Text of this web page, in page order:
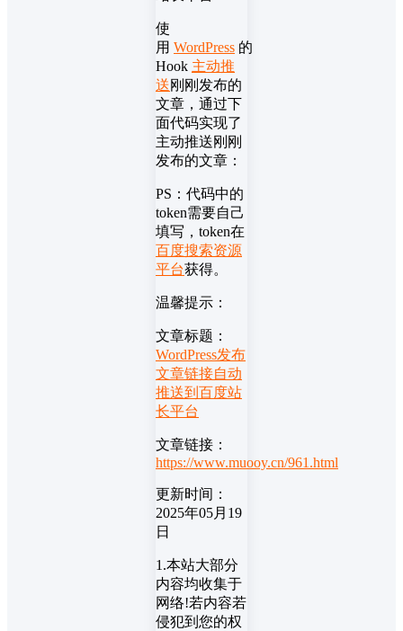
使
用 WordPress 的
Hook 主动推
送刚刚发布的
文章，通过下
面代码实现了
主动推送刚刚
发布的文章：
PS：代码中的
token需要自己
填写，token在
百度搜索资源
平台获得。
温馨提示：
文章标题：
WordPress发布
文章链接自动
推送到百度站
长平台
文章链接：
https://www.muooy.cn/961.html
更新时间：
2025年05月19
日
1.本站大部分
内容均收集于
网络!若内容若
侵犯到您的权